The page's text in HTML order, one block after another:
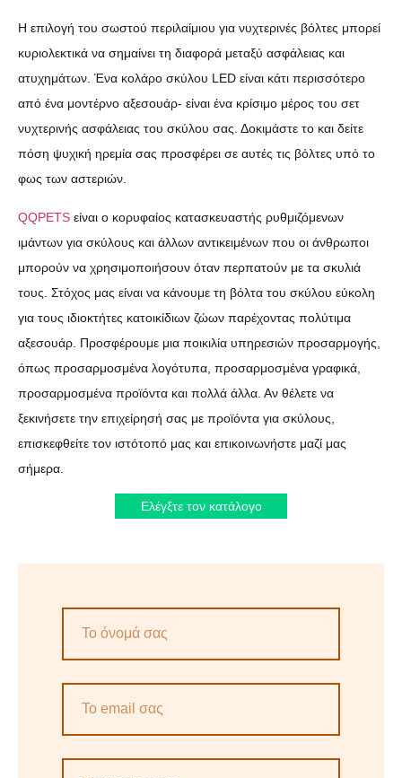
Η επιλογή του σωστού περιλαίμιου για νυχτερινές βόλτες μπορεί
κυριολεκτικά να σημαίνει τη διαφορά μεταξύ ασφάλειας και
ατυχημάτων. Ένα κολάρο σκύλου LED είναι κάτι περισσότερο
από ένα μοντέρνο αξεσουάρ- είναι ένα κρίσιμο μέρος του σετ
νυχτερινής ασφάλειας του σκύλου σας. Δοκιμάστε το και δείτε
πόση ψυχική ηρεμία σας προσφέρει σε αυτές τις βόλτες υπό το
φως των αστεριών.
QQPETS είναι ο κορυφαίος κατασκευαστής ρυθμιζόμενων
ιμάντων για σκύλους και άλλων αντικειμένων που οι άνθρωποι
μπορούν να χρησιμοποιήσουν όταν περπατούν με τα σκυλιά
τους. Στόχος μας είναι να κάνουμε τη βόλτα του σκύλου εύκολη
για τους ιδιοκτήτες κατοικίδιων ζώων παρέχοντας πολύτιμα
αξεσουάρ. Προσφέρουμε μια ποικιλία υπηρεσιών προσαρμογής,
όπως προσαρμοσμένα λογότυπα, προσαρμοσμένα γραφικά,
προσαρμοσμένα προϊόντα και πολλά άλλα. Αν θέλετε να
ξεκινήσετε την επιχείρησή σας με προϊόντα για σκύλους,
επισκεφθείτε τον ιστότοπό μας και επικοινωνήστε μαζί μας
σήμερα.
Ελέγξτε τον κατάλογο